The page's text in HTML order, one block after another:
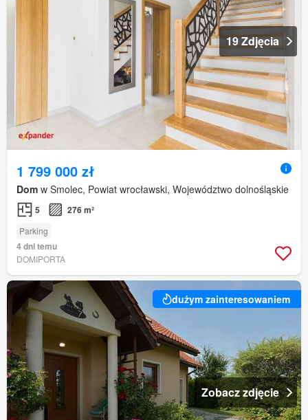
19 Zdjęcia
1 799 000 zł
Dom w Smolec, Powiat wrocławski, Województwo dolnośląskie
5 276 m²
Parking
4 dni temu
DOMIPORTA
dużym zainteresowaniem
Zobacz zdjęcie